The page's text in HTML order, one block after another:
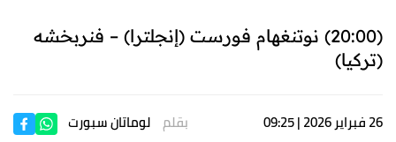
(20:00) نوتنغهام فورست (إنجلترا) – فنربخشه
(تركيا)
26 فبراير 2026 | 09:25 بقلم لوماتان سبورت